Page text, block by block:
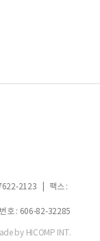
2123 | 팩스 :
호 : 606-82-32285
by HICOMP INT.